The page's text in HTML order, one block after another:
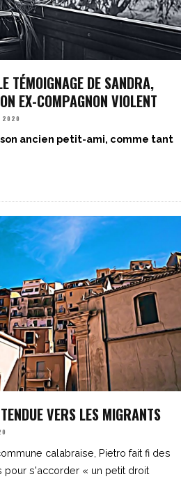
TÉMOIGNAGE DE SANDRA,
EX-COMPAGNON VIOLENT
2020
ancien petit-ami, comme tant
VERS LES MIGRANTS
calabraise, Pietro fait fi des
s'accorder « un petit droit